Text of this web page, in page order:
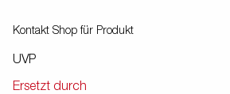
Kontakt Shop für Produkt
UVP
Ersetzt durch